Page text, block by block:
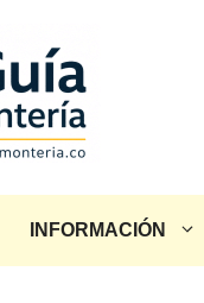
INFORMACIÓN